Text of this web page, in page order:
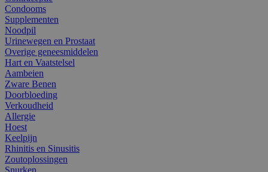
Condooms
Supplementen
Noodpil
Urinewegen en Prostaat
Overige geneesmiddelen
Hart en Vaatstelsel
Aambeien
Zware Benen
Doorbloeding
Verkoudheid
Allergie
Hoest
Keelpijn
Rhinitis en Sinusitis
Zoutoplossingen
Snurken